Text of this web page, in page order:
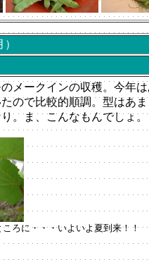
メークインの収穫。今年
ので比較的順調。型はあ
。ま、こんなもんでしょ。
ろに・・・いよいよ夏到来！！